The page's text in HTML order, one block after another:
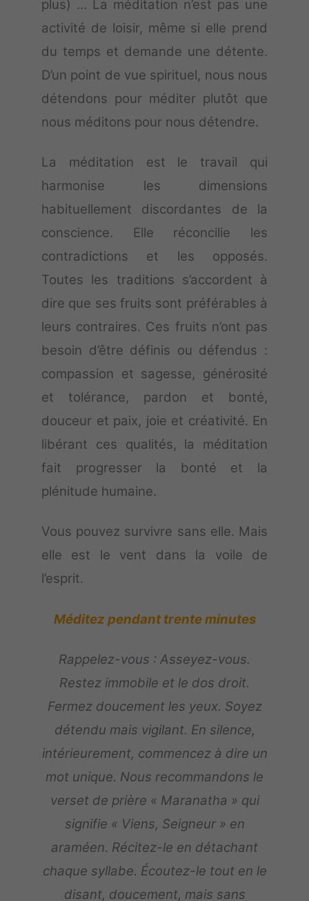
plus) … La méditation n’est pas une
activité de loisir, même si elle prend
du temps et demande une détente.
D’un point de vue spirituel, nous nous
détendons pour méditer plutôt que
nous méditons pour nous détendre.
La méditation est le travail qui
harmonise les dimensions
habituellement discordantes de la
conscience. Elle réconcilie les
contradictions et les opposés.
Toutes les traditions s’accordent à
dire que ses fruits sont préférables à
leurs contraires. Ces fruits n’ont pas
besoin d’être définis ou défendus :
compassion et sagesse, générosité
et tolérance, pardon et bonté,
douceur et paix, joie et créativité. En
libérant ces qualités, la méditation
fait progresser la bonté et la
plénitude humaine.
Vous pouvez survivre sans elle. Mais
elle est le vent dans la voile de
l’esprit.
Méditez pendant trente minutes
Rappelez-vous : Asseyez-vous.
Restez immobile et le dos droit.
Fermez doucement les yeux. Soyez
détendu mais vigilant. En silence,
intérieurement, commencez à dire un
mot unique. Nous recommandons le
verset de prière « Maranatha » qui
signifie « Viens, Seigneur » en
araméen. Récitez-le en détachant
chaque syllabe. Écoutez-le tout en le
disant, doucement, mais sans